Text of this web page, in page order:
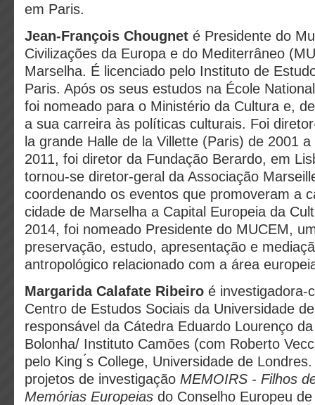
em Paris.
Jean-François Chougnet é Presidente do
Civilizações da Europa e do Mediterrâneo
Marselha. É licenciado pelo Instituto de
Paris. Após os seus estudos na École
foi nomeado para o Ministério da Cultura e,
a sua carreira às políticas culturais. Foi
la grande Halle de la Villette (Paris) de 2001
2011, foi diretor da Fundação Berardo, em
tornou-se diretor-geral da Associação
coordenando os eventos que promoveram a
cidade de Marselha a Capital Europeia da
2014, foi nomeado Presidente do MUCEM,
preservação, estudo, apresentação e
antropológico relacionado com a área
Margarida Calafate Ribeiro é investigadora-
Centro de Estudos Sociais da Universidade
responsável da Cátedra Eduardo Lourenço
Bolonha/ Instituto Camões (com Roberto
pelo King ́s College, Universidade de
projetos de investigação MEMOIRS - Filhos
Memórias Europeias do Conselho Europeu